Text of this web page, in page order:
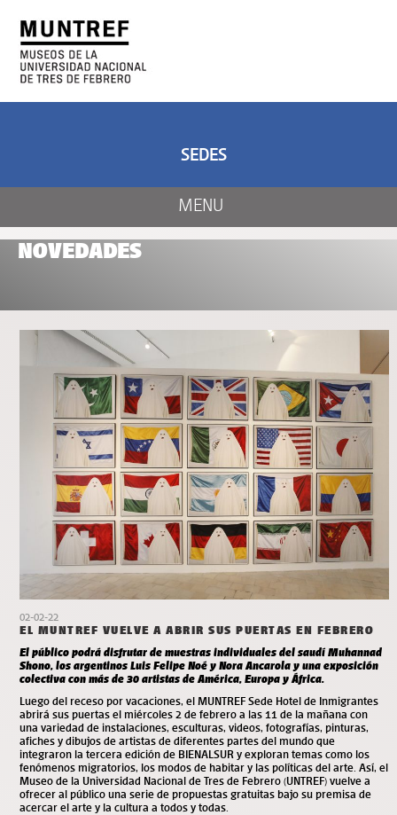
NOVEDADES
02-02-22
EL MUNTREF VUELVE A ABRIR SUS PUERTAS EN FEBRERO
El público podrá disfrutar de muestras individuales del saudí Muhannad
Shono, los argentinos Luis Felipe Noé y Nora Ancarola y una exposición
colectiva con más de 30 artistas de América, Europa y África.
Luego del receso por vacaciones, el MUNTREF Sede Hotel de Inmigrantes
abrirá sus puertas el miércoles 2 de febrero a las 11 de la mañana con
una variedad de instalaciones, esculturas, videos, fotografías, pinturas,
afiches y dibujos de artistas de diferentes partes del mundo que
integraron la tercera edición de BIENALSUR y exploran temas como los
fenómenos migratorios, los modos de habitar y las políticas del arte. Así, el
Museo de la Universidad Nacional de Tres de Febrero (UNTREF) vuelve a
ofrecer al público una serie de propuestas gratuitas bajo su premisa de
acercar el arte y la cultura a todos y todas.
MENU
SEDES
CENTRO DE ARTE
Y NATURALEZA
ARTE Y CIENCIA